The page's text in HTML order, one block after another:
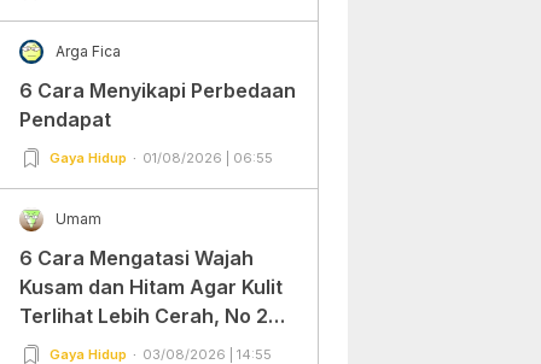
Arga Fica
6 Cara Menyikapi Perbedaan
Pendapat
Gaya Hidup 01/08/2026 | 06:55
Umam
6 Cara Mengatasi Wajah
Kusam dan Hitam Agar Kulit
Terlihat Lebih Cerah, No 2
Gampang Banget dan Mudah
Gaya Hidup 03/08/2026 | 14:55